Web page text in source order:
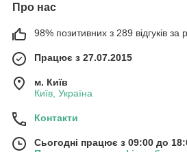
Про нас
98% позитивних з 289 відгуків за
Працює з 27.07.2015
м. Київ
Київ, Україна
Контакти
Сьогодні працює з 09:00 до